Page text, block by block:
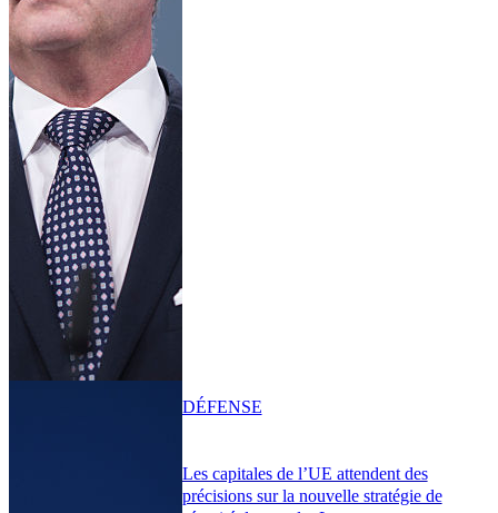
Les capitales de l’UE attendent des
précisions sur la nouvelle stratégie de
DÉFENSE